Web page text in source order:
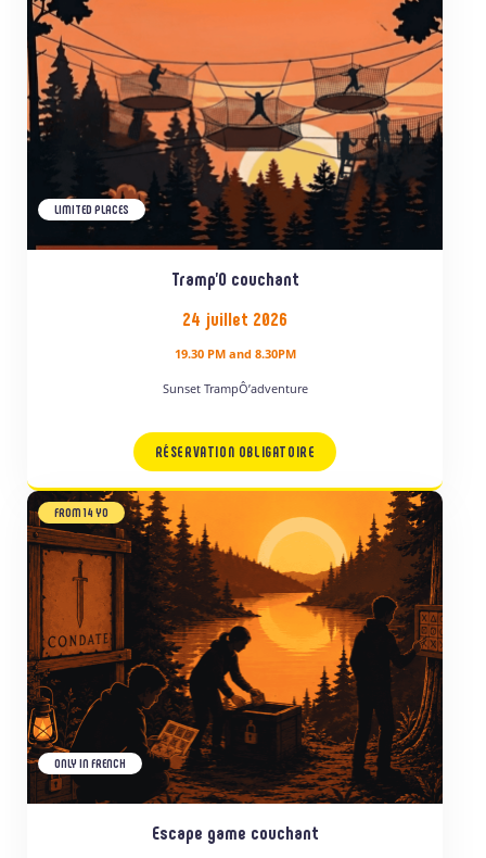
LIMITED PLACES
Tramp’O couchant
24 juillet 2026
19.30 PM and 8.30PM
Sunset TrampÔ’adventure
RÉSERVATION OBLIGATOIRE
FROM 14 YO
ONLY IN FRENCH
Escape game couchant